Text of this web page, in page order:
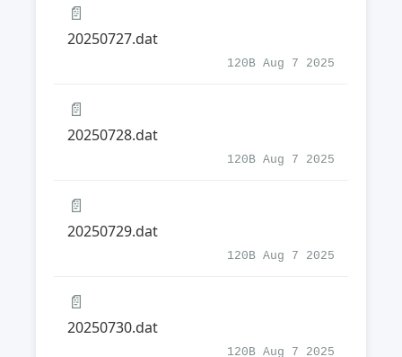
📄
20250727.dat
120B Aug 7 2025
📄
20250728.dat
120B Aug 7 2025
📄
20250729.dat
120B Aug 7 2025
📄
20250730.dat
120B Aug 7 2025